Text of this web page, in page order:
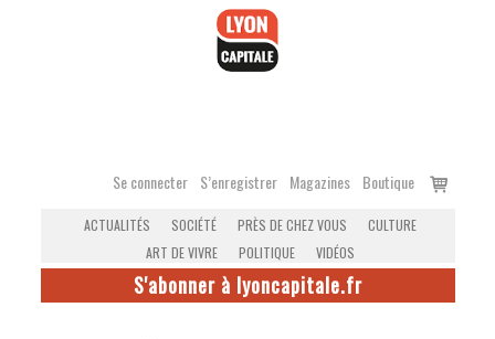
Se connecter S’enregistrer Magazines Boutique
Voir
ACTUALITÉS SOCIÉTÉ PRÈS DE CHEZ VOUS
CULTURE
ART DE VIVRE
POLITIQUE VIDÉOS
S'abonner à lyoncapitale.fr